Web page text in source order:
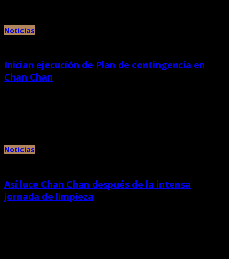
Noticias
Inician ejecución de Plan de contingencia en
Chan Chan
Noticias
Así luce Chan Chan después de la intensa
jornada de limpieza